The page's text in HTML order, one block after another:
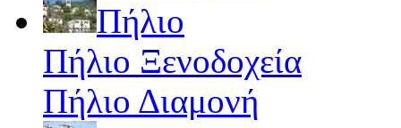
Πήλιο
Πήλιο Ξενοδοχεία
Πήλιο Διαμονή